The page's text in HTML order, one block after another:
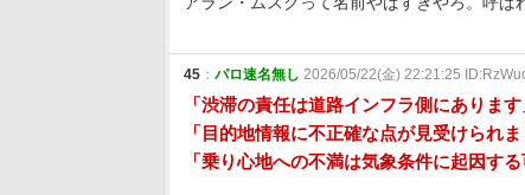
45 ： パロ速名無し 2026/05/22(金) 22:21:25
「渋滞の責任は道路インフラ側にあります
「目的地情報に不正確な点が見受けられま
「乗り心地への不満は気象条件に起因する